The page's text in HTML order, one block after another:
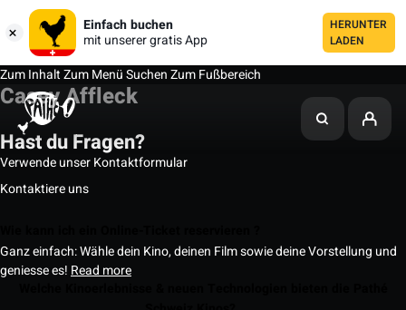
Einfach buchen
mit unserer gratis App
HERUNTER
LADEN
Zum InhaltZum MenüSuchenZum Fußbereich
Casey Affleck
Hast du Fragen?
Verwende unser Kontaktformular
Kontaktiere uns
Ganz einfach: Wähle dein Kino, deinen Film sowie deine Vorstellung und
geniesse es! Read more